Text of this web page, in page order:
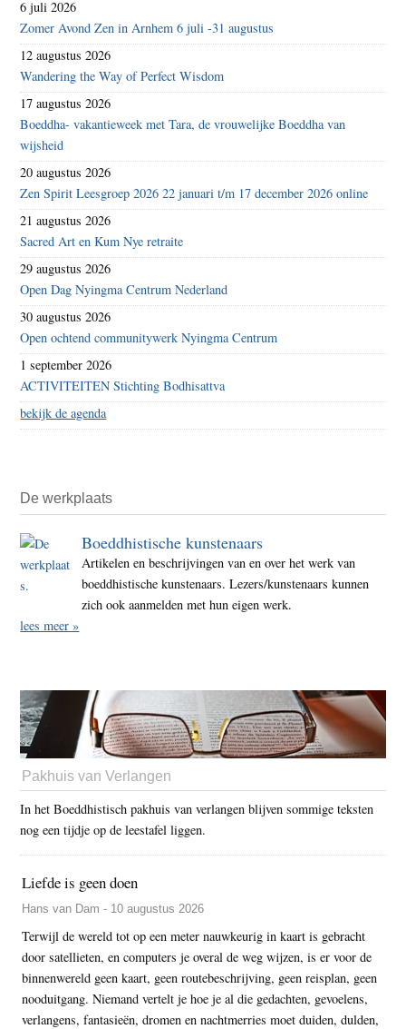
6 juli 2026
Zomer Avond Zen in Arnhem 6 juli -31 augustus
12 augustus 2026
Wandering the Way of Perfect Wisdom
17 augustus 2026
Boeddha- vakantieweek met Tara, de vrouwelijke Boeddha van
wijsheid
20 augustus 2026
Zen Spirit Leesgroep 2026 22 januari t/m 17 december 2026 online
21 augustus 2026
Sacred Art en Kum Nye retraite
29 augustus 2026
Open Dag Nyingma Centrum Nederland
30 augustus 2026
Open ochtend communitywerk Nyingma Centrum
1 september 2026
ACTIVITEITEN Stichting Bodhisattva
bekijk de agenda
De werkplaats
Boeddhistische kunstenaars
Artikelen en beschrijvingen van en over het werk van
boeddhistische kunstenaars. Lezers/kunstenaars kunnen
zich ook aanmelden met hun eigen werk.
lees meer »
Pakhuis van Verlangen
In het Boeddhistisch pakhuis van verlangen blijven sommige teksten
nog een tijdje op de leestafel liggen.
Liefde is geen doen
Hans van Dam - 10 augustus 2026
Terwijl de wereld tot op een meter nauwkeurig in kaart is gebracht
door satellieten, en computers je overal de weg wijzen, is er voor de
binnenwereld geen kaart, geen routebeschrijving, geen reisplan, geen
nooduitgang. Niemand vertelt je hoe je al die gedachten, gevoelens,
verlangens, fantasieën, dromen en nachtmerries moet duiden, dulden,